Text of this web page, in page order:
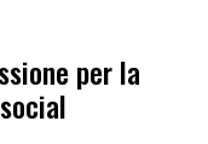
per la